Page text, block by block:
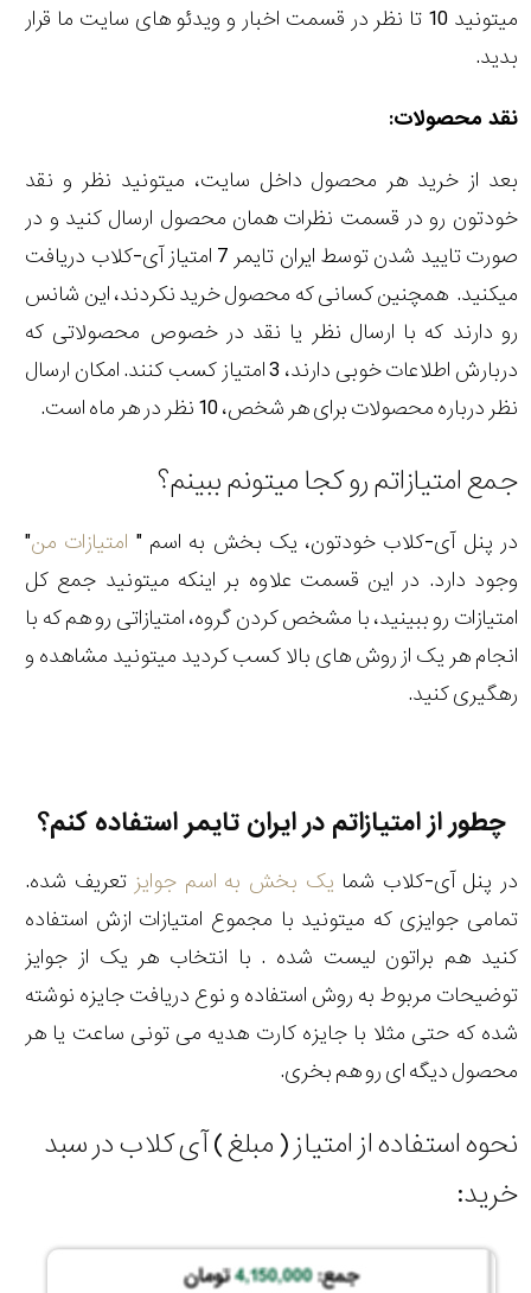
میتونید 10 تا نظر در قسمت اخبار و ویدئو های سایت ما قرار
بدید.
نقد محصولات:
بعد از خرید هر محصول داخل سایت، میتونید نظر و نقد
خودتون رو در قسمت نظرات همان محصول ارسال کنید و در
صورت تایید شدن توسط ایران تایمر 7 امتیاز آی-کلاب دریافت
میکنید. همچنین کسانی که محصول خرید نکردند، این شانس
رو دارند که با ارسال نظر یا نقد در خصوص محصولاتی که
دربارش اطلاعات خوبی دارند، 3 امتیاز کسب کنند. امکان ارسال
نظر درباره محصولات برای هر شخص، 10 نظر در هر ماه است.
جمع امتیازاتم رو کجا میتونم ببینم؟
در پنل آی-کلاب خودتون، یک بخش به اسم " امتیازات من"
وجود دارد. در این قسمت علاوه بر اینکه میتونید جمع کل
امتیازات رو ببینید، با مشخص کردن گروه، امتیازاتی رو هم که با
انجام هر یک از روش های بالا کسب کردید میتونید مشاهده و
رهگیری کنید.
چطور از امتیازاتم در ایران تایمر استفاده کنم؟
در پنل آی-کلاب شما یک بخش به اسم جوایز تعریف شده.
تمامی جوایزی که میتونید با مجموع امتیازات ازش استفاده
کنید هم براتون لیست شده . با انتخاب هر یک از جوایز
توضیحات مربوط به روش استفاده و نوع دریافت جایزه نوشته
شده که حتی مثلا با جایزه کارت هدیه می تونی ساعت یا هر
محصول دیگه ای رو هم بخری.
نحوه استفاده از امتیاز ( مبلغ ) آی کلاب در سبد
خرید: